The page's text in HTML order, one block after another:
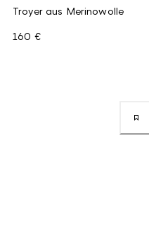
Troyer aus Merinowolle
160 €